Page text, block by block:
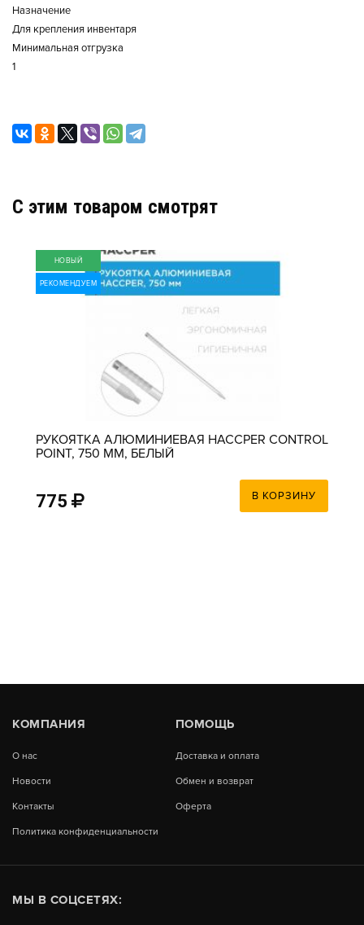
Назначение
Для крепления инвентаря
Минимальная отгрузка
1
C этим товаром смотрят
НОВЫЙ
РЕКОМЕНДУЕМ
РУКОЯТКА АЛЮМИНИЕВАЯ HACCPER CONTROL
POINT, 750 ММ, БЕЛЫЙ
775 В КОРЗИНУ
КОМПАНИЯ
О нас
Новости
Контакты
Политика конфиденциальности
ПОМОЩЬ
Доставка и оплата
Обмен и возврат
Оферта
МЫ В СОЦСЕТЯХ: